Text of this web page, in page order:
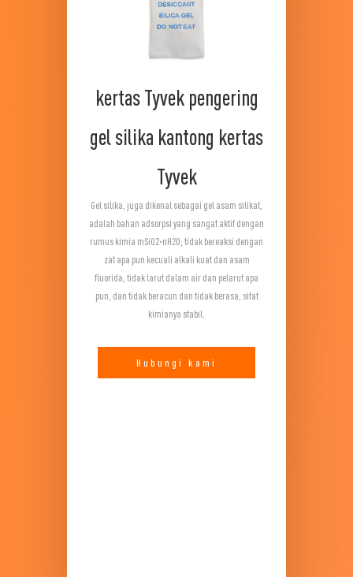
kertas Tyvek pengering
gel silika kantong kertas
Tyvek
Gel silika, juga dikenal sebagai gel asam silikat,
adalah bahan adsorpsi yang sangat aktif dengan
rumus kimia mSiO2·nH2O; tidak bereaksi dengan
zat apa pun kecuali alkali kuat dan asam
fluorida, tidak larut dalam air dan pelarut apa
pun, dan tidak beracun dan tidak berasa, sifat
kimianya stabil.
Hubungi kami